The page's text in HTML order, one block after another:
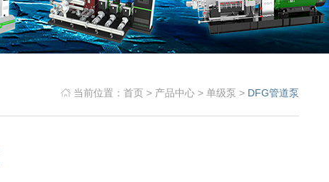
当前位置： 首页> 产品中心> 单级泵 >DFG管道泵